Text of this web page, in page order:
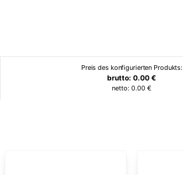
Preis des konfigurierten Produkts:
brutto:0.00 €
netto:0.00 €